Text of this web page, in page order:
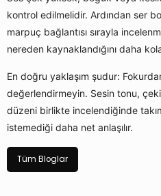
kontrol edilmelidir. Ardından ser
marpuç bağlantısı sırayla
nereden kaynaklandığını daha
En doğru yaklaşım şudur:
değerlendirmeyin. Sesin tonu,
düzeni birlikte incelendiğinde
istemediği daha net anlaşılır.
Tüm Bloglar